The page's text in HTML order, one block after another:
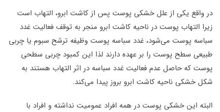
در واقع یکی از علل خشکی پوست پس از کاشت ابرو، التهاب است
زیرا التهاب پوست در ناحیه کاشت ابرو منجر به توقف فعالیت غدد
سباسه پوست می‌شود، غدد سباسه پوست وظیفه ترشح سبوم یا چربی
طبیعی سطح پوست را بر عهده دارند لذا این کمبود چربی سطحی
پوست که حاصل عدم فعالیت غدد سباسه در اثر التهاب هستند به
شکل خشکی ناحیه کاشت ابرو بروز پیدا می‌کند.
البته این خشکی پوست در همه افراد عمومیت نداشته و افراد با